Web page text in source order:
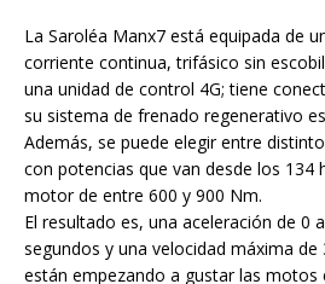
La Saroléa Manx7 está equipada de
corriente continua, trifásico sin
una unidad de control 4G; tiene
su sistema de frenado regenerativo
Además, se puede elegir entre
con potencias que van desde los 134
motor de entre 600 y 900 Nm.
El resultado es, una aceleración de 0
segundos y una velocidad máxima de
están empezando a gustar las motos